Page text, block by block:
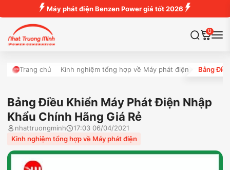
Máy phát điện Benzen Power giá tốt 2026
0
Trang chủ Kinh nghiệm tổng hợp về Máy phát điện Bảng
Bảng Điều Khiển Máy Phát Điện Nhập
Khẩu Chính Hãng Giá Rẻ
nhattruongminh
17:03 06/04/2021
Kinh nghiệm tổng hợp về Máy phát điện